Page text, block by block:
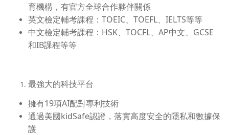
育機構，有官方全球合作夥伴關係
英文檢定輔考課程：TOEIC、TOEFL、IELTS等等
中文檢定輔考課程：HSK、TOCFL、AP中文、GCSE
和IB課程等等
最強大的科技平台
擁有19項AI配對專利技術
通過美國kidSafe認證，落實高度安全的隱私和數據保
護